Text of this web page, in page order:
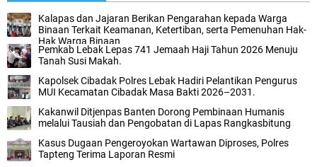
Kalapas dan Jajaran Berikan Pengarahan kepada Warga
Binaan Terkait Keamanan, Ketertiban, serta Pemenuhan Hak-
Hak Warga Binaan
Pemkab Lebak Lepas 741 Jemaah Haji Tahun 2026 Menuju
Tanah Susi Makah.
Kapolsek Cibadak Polres Lebak Hadiri Pelantikan Pengurus
MUI Kecamatan Cibadak Masa Bakti 2026–2031.
Kakanwil Ditjenpas Banten Dorong Pembinaan Humanis
melalui Tausiah dan Pengobatan di Lapas Rangkasbitung
Kasus Dugaan Pengeroyokan Wartawan Diproses, Polres
Tapteng Terima Laporan Resmi